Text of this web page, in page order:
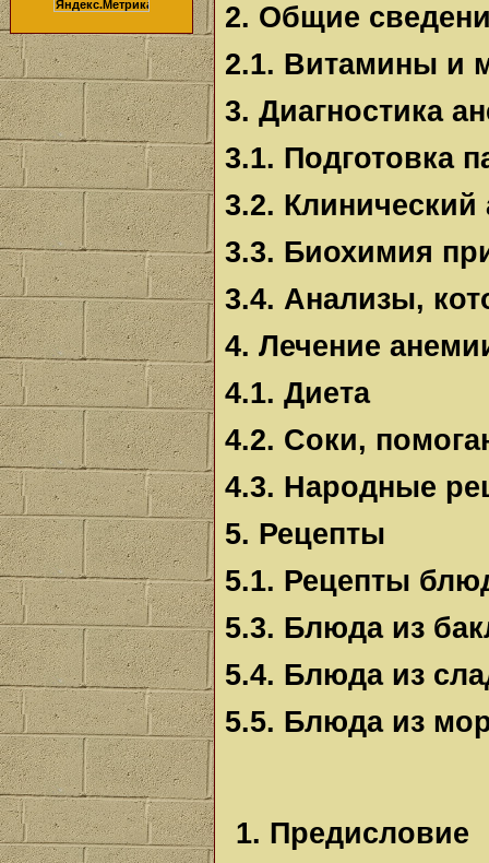
2. Общие
2.1. Витамины и
3. Диагностика
3.1. Подготовка
3.2.
3.3. Биохимия
3.4. Анализы,
4. Лечение
4.1. Диета
4.2. Соки,
4.3. Народные
5. Рецепты
5.1. Рецепты
5.3. Блюда из
5.4. Блюда из
5.5. Блюда из
1. Предисловие